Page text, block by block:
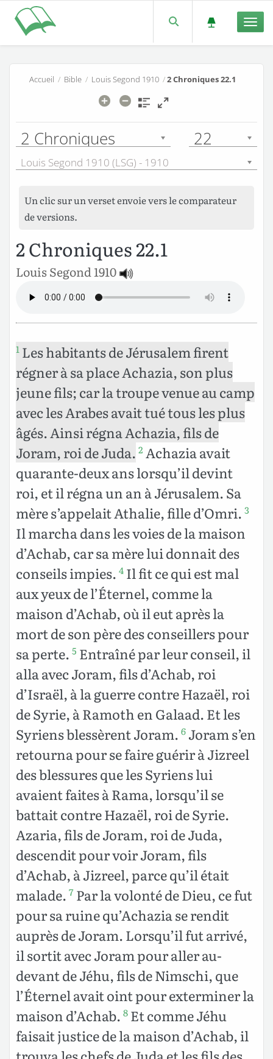
Accueil / Bible/ Louis Segond 1910/2 Chroniques 22.1
2 Chroniques 22
Louis Segond 1910 (LSG) - 1910
Un clic sur un verset envoie vers le comparateur
de versions.
2 Chroniques 22.1
Louis Segond 1910
1 Les habitants de Jérusalem firent
régner à sa place Achazia, son plus
jeune fils; car la troupe venue au camp
avec les Arabes avait tué tous les plus
âgés. Ainsi régna Achazia, fils de
Joram, roi de Juda. 2 Achazia avait
quarante-deux ans lorsqu’il devint
roi, et il régna un an à Jérusalem. Sa
mère s’appelait Athalie, fille d’Omri. 3
Il marcha dans les voies de la maison
d’Achab, car sa mère lui donnait des
conseils impies. 4 Il fit ce qui est mal
aux yeux de l’Éternel, comme la
maison d’Achab, où il eut après la
mort de son père des conseillers pour
sa perte. 5 Entraîné par leur conseil, il
alla avec Joram, fils d’Achab, roi
d’Israël, à la guerre contre Hazaël, roi
de Syrie, à Ramoth en Galaad. Et les
Syriens blessèrent Joram. 6 Joram s’en
retourna pour se faire guérir à Jizreel
des blessures que les Syriens lui
avaient faites à Rama, lorsqu’il se
battait contre Hazaël, roi de Syrie.
Azaria, fils de Joram, roi de Juda,
descendit pour voir Joram, fils
d’Achab, à Jizreel, parce qu’il était
malade. 7 Par la volonté de Dieu, ce fut
pour sa ruine qu’Achazia se rendit
auprès de Joram. Lorsqu’il fut arrivé,
il sortit avec Joram pour aller au-
devant de Jéhu, fils de Nimschi, que
l’Éternel avait oint pour exterminer la
maison d’Achab. 8 Et comme Jéhu
faisait justice de la maison d’Achab, il